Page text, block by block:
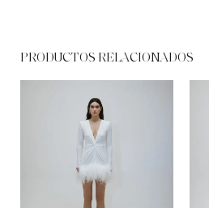
PRODUCTOS RELACIONADOS